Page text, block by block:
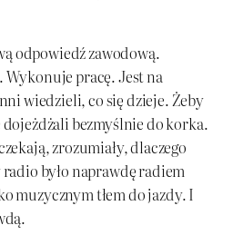
odpowiedź zawodową.
pracę. Jest na
wiedzieli, co się dzieje. Żeby
bezmyślnie do korka.
zrozumiały, dlaczego
było naprawdę radiem
muzycznym tłem do jazdy. I